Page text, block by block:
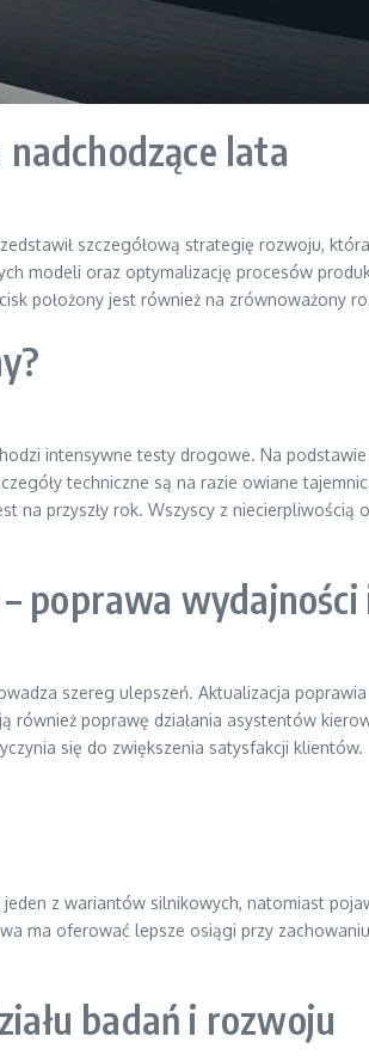
lata
szczegółową strategię rozwoju,
modeli oraz optymalizację procesów
położony jest również na zrównoważony
intensywne testy drogowe. Na
techniczne są na razie owiane
przyszły rok. Wszyscy z niecierpliwością
poprawa
szereg ulepszeń. Aktualizacja
również poprawę działania asystentów
się do zwiększenia satysfakcji klientów.
z wariantów silnikowych, natomiast
ma oferować lepsze osiągi przy
badań i rozwoju